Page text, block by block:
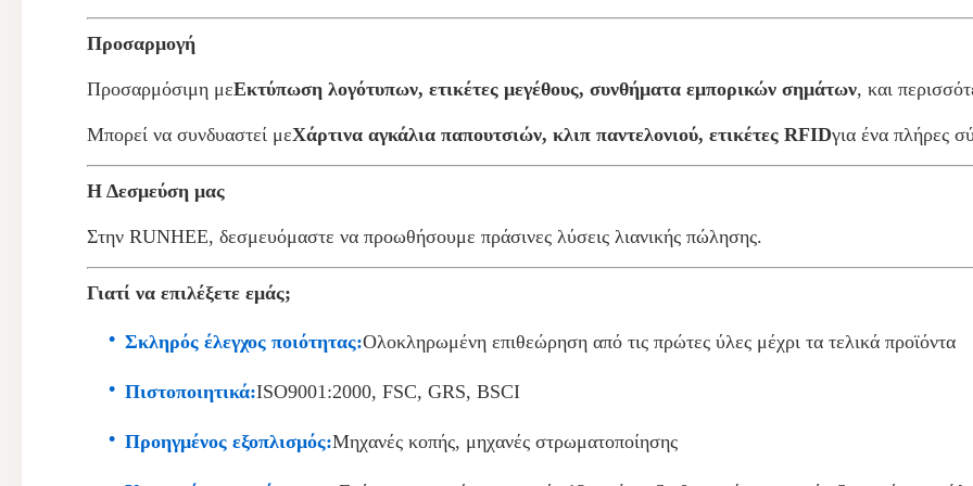
Προσαρμογή
Προσαρμόσιμη μεΕκτύπωση λογότυπων, ετικέτες μεγέθους, συνθήματα εμπορικών σημάτων, και
Μπορεί να συνδυαστεί μεΧάρτινα αγκάλια παπουτσιών, κλιπ παντελονιού, ετικέτες RFIDγια ένα πλήρες
Η Δεσμεύση μας
Στην RUNHEE, δεσμευόμαστε να προωθήσουμε πράσινες λύσεις λιανικής πώλησης.
Γιατί να επιλέξετε εμάς;
Σκληρός έλεγχος ποιότητας:Ολοκληρωμένη επιθεώρηση από τις πρώτες ύλες μέχρι τα τελικά προϊόντα
Πιστοποιητικά:ISO9001:2000, FSC, GRS, BSCI
Προηγμένος εξοπλισμός:Μηχανές κοπής, μηχανές στρωματοποίησης